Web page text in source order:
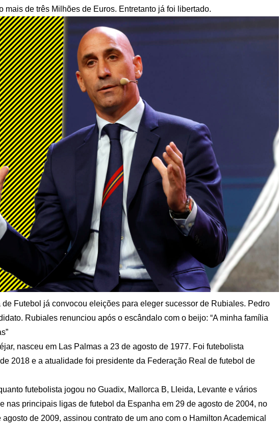
mais de três Milhões de Euros. Entretanto já foi libertado.
Futebol já convocou eleições para eleger sucessor de Rubiales. Pedro
Rubiales renunciou após o escândalo com o beijo: “A minha família
nasceu em Las Palmas a 23 de agosto de 1977. Foi futebolista
2018 e a atualidade foi presidente da Federação Real de futebol de
futebolista jogou no Guadix, Mallorca B, Lleida, Levante e vários
nas principais ligas de futebol da Espanha em 29 de agosto de 2004, no
de 2009, assinou contrato de um ano com o Hamilton Academical